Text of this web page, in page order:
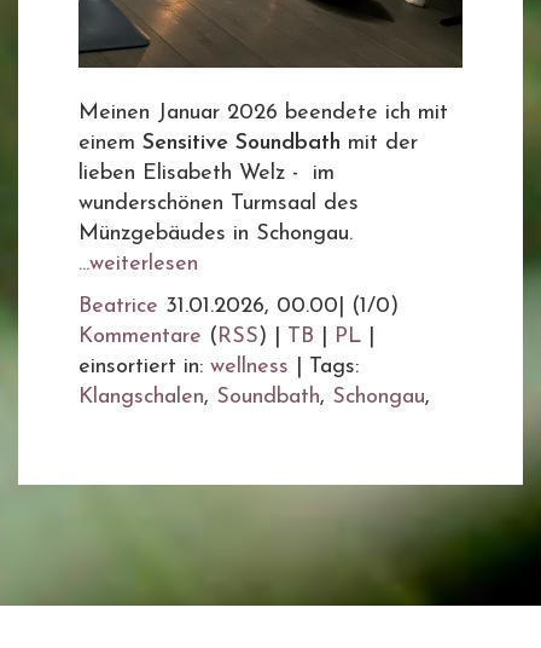
Meinen Januar 2026 beendete ich mit
einem Sensitive Soundbath mit der
lieben Elisabeth Welz - im
wunderschönen Turmsaal des
Münzgebäudes in Schongau.
...weiterlesen
Beatrice 31.01.2026, 00.00
(1/0)
Kommentare ( RSS) | TB PL
einsortiert in: wellness
Tags:
Klangschalen, Soundbath, Schongau,